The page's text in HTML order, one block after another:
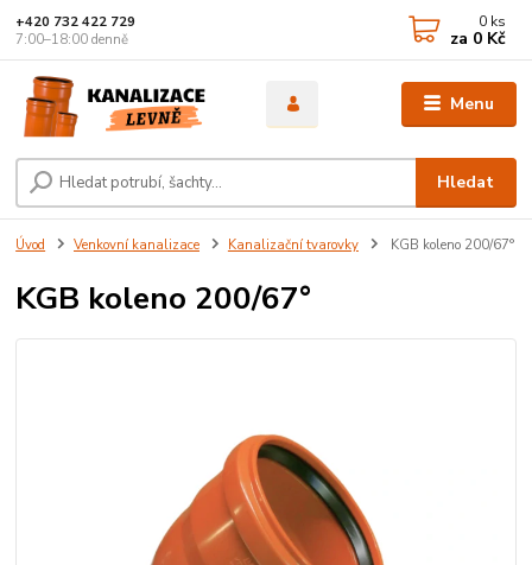
Menu
Hledat
+420 732 422 729
7:00–18:00 denně
0 ks
za 0 Kč
Úvod Venkovní kanalizace Kanalizační tvarovky KGB koleno 200/67°
KGB koleno 200/67°